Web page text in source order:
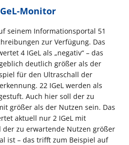
Monitor
seinem Informationsportal 51
zur Verfügung. Das
4 IGeL als „negativ“ – das
deutlich größer als der
für den Ultraschall der
22 IGeL werden als
Auch hier soll der zu
größer als der Nutzen sein. Das
aktuell nur 2 IGeL mit
der zu erwartende Nutzen größer
ist – das trifft zum Beispiel auf